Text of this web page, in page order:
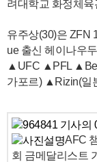
려대학교 화정체
유주상(30)은 ZFN
ue 출신 헤이나우
▲UFC ▲PFL
가포르) ▲Rizin(일
AFC
회 금메달리스트